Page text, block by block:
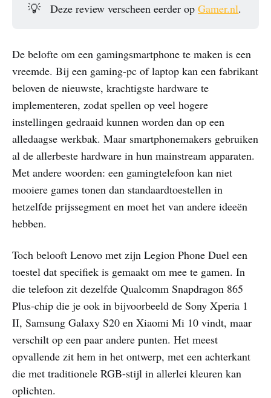
💡 Deze review verscheen eerder opGamer.nl.
De belofte om een gamingsmartphone te maken is een
vreemde. Bij een gaming-pc of laptop kan een fabrikant
beloven de nieuwste, krachtigste hardware te
implementeren, zodat spellen op veel hogere
instellingen gedraaid kunnen worden dan op een
alledaagse werkbak. Maar smartphonemakers gebruiken
al de allerbeste hardware in hun mainstream apparaten.
Met andere woorden: een gamingtelefoon kan niet
mooiere games tonen dan standaardtoestellen in
hetzelfde prijssegment en moet het van andere ideeën
hebben.
Toch belooft Lenovo met zijn Legion Phone Duel een
toestel dat specifiek is gemaakt om mee te gamen. In
die telefoon zit dezelfde Qualcomm Snapdragon 865
Plus-chip die je ook in bijvoorbeeld de Sony Xperia 1
II, Samsung Galaxy S20 en Xiaomi Mi 10 vindt, maar
verschilt op een paar andere punten. Het meest
opvallende zit hem in het ontwerp, met een achterkant
die met traditionele RGB-stijl in allerlei kleuren kan
oplichten.